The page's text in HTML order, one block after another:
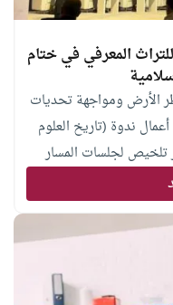
المعرفي في ختام
الأرض ومواجهة تحديات
ندوة (تاريخ العلوم
تلخيص لجلسات المسار